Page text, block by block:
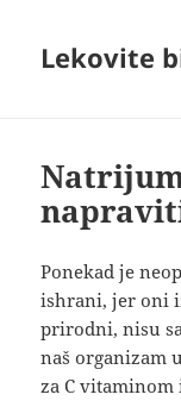
Lekovite
Ponekad je
ishrani, jer oni
prirodni, nisu
naš organizam
za C vitaminom